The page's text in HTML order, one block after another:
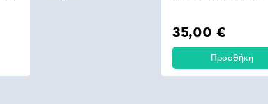
35,00 €
Προσθήκη